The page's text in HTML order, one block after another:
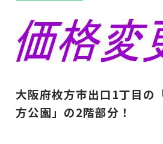
大阪府枚方市出口1丁目の
方公園」の2階部分！